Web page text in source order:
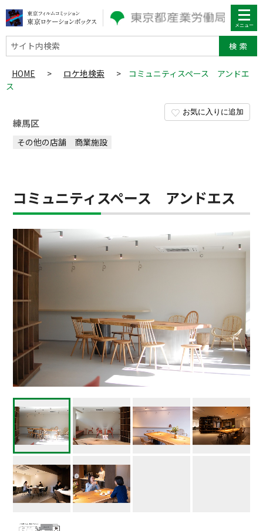
サイト内検索
HOME > ロケ地検索 >
コミュニティスペース アンドエ
ス
お気に入りに追加
練馬区
その他の店舗 商業施設
コミュニティスペース アンドエス